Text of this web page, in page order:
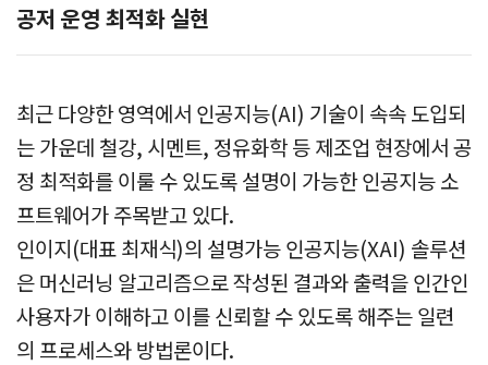
공저 운영 최적화 실현
최근 다양한 영역에서 인공지능(AI) 기술이 속속 도입되
는 가운데 철강, 시멘트, 정유화학 등 제조업 현장에서 공
정 최적화를 이룰 수 있도록 설명이 가능한 인공지능 소
프트웨어가 주목받고 있다.
인이지(대표 최재식)의 설명가능 인공지능(XAI) 솔루션
은 머신러닝 알고리즘으로 작성된 결과와 출력을 인간인
사용자가 이해하고 이를 신뢰할 수 있도록 해주는 일련
의 프로세스와 방법론이다.